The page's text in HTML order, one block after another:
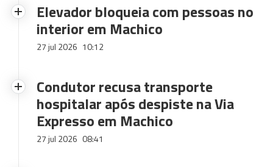
Elevador bloqueia com pessoas no
interior em Machico
27 jul 2026 10:12
Condutor recusa transporte
hospitalar após despiste na Via
Expresso em Machico
27 jul 2026 08:41